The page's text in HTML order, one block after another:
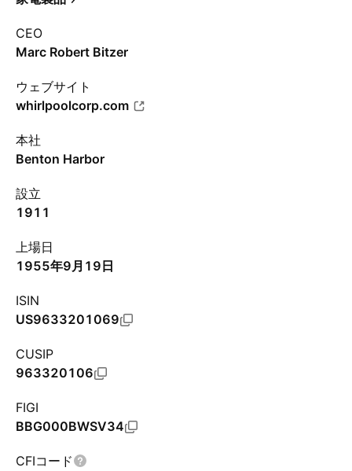
CEO
Marc Robert Bitzer
ウェブサイト
whirlpoolcorp.com
本社
Benton Harbor
設立
1911
上場日
1955年9月19日
ISIN
US9633201069
CUSIP
963320106
FIGI
BBG000BWSV34
CFIコード